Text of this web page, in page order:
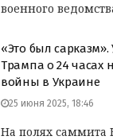
военного
«Это был
Трампа о 24 часах
войны в Украине
25 июня 2025, 18:46
На полях саммита